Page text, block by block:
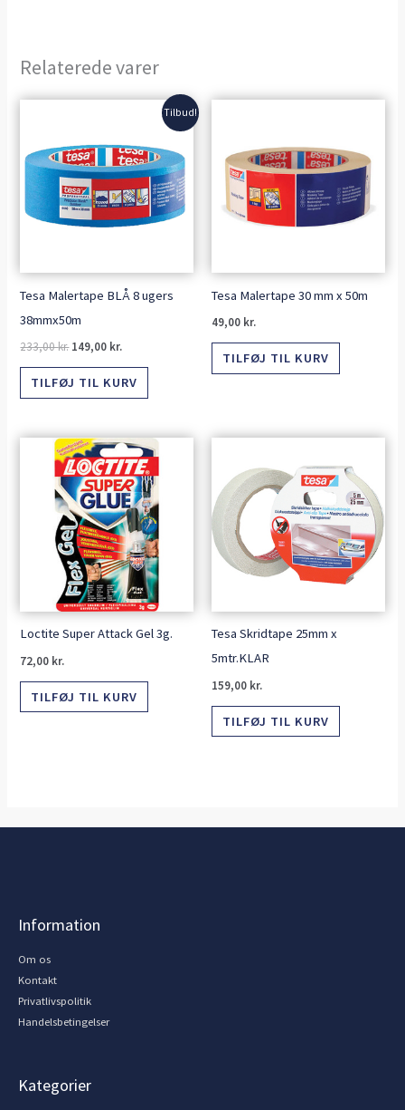
Relaterede varer
Tilbud!
Tesa Malertape BLÅ 8 ugers
38mmx50m
233,00kr.
var:
233,00 kr..
149,00 kr.
aktuelle
er:
149,00 kr..
TILFØJ TIL KURV
Tesa Malertape 30 mm x 50m
49,00 kr.
TILFØJ TIL KURV
Loctite Super Attack Gel 3g.
72,00 kr.
TILFØJ TIL KURV
Tesa Skridtape 25mm x
5mtr.KLAR
159,00 kr.
TILFØJ TIL KURV
Information
Om os
Kontakt
Privatlivspolitik
Handelsbetingelser
Kategorier